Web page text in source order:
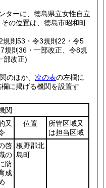
ターに、徳島県立女性自立
の位置は、徳島市昭和町
則53・令3規則22・令5
規則36・一部改正、令8規
部改正)
のほか、 次の表の左欄に
に掲げる機関を設置す
関
又
位置
所管区域又
は担当区域
啓
の
防
成
板野郡北
島町